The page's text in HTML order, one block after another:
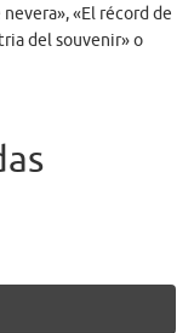
«El récord de
del souvenir» o